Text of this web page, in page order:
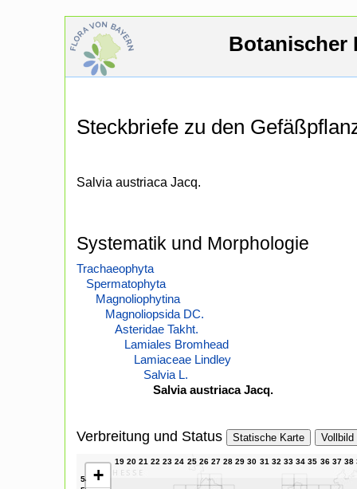
Botanischer
Steckbriefe zu den
Salvia austriaca Jacq.
Systematik und Morphologie
Trachaeophyta
Spermatophyta
Magnoliophytina
Magnoliopsida DC.
Asteridae Takht.
Lamiales Bromhead
Lamiaceae Lindley
Salvia L.
Salvia austriaca Jacq.
Verbreitung und Status Statische Karte Vollbild
+